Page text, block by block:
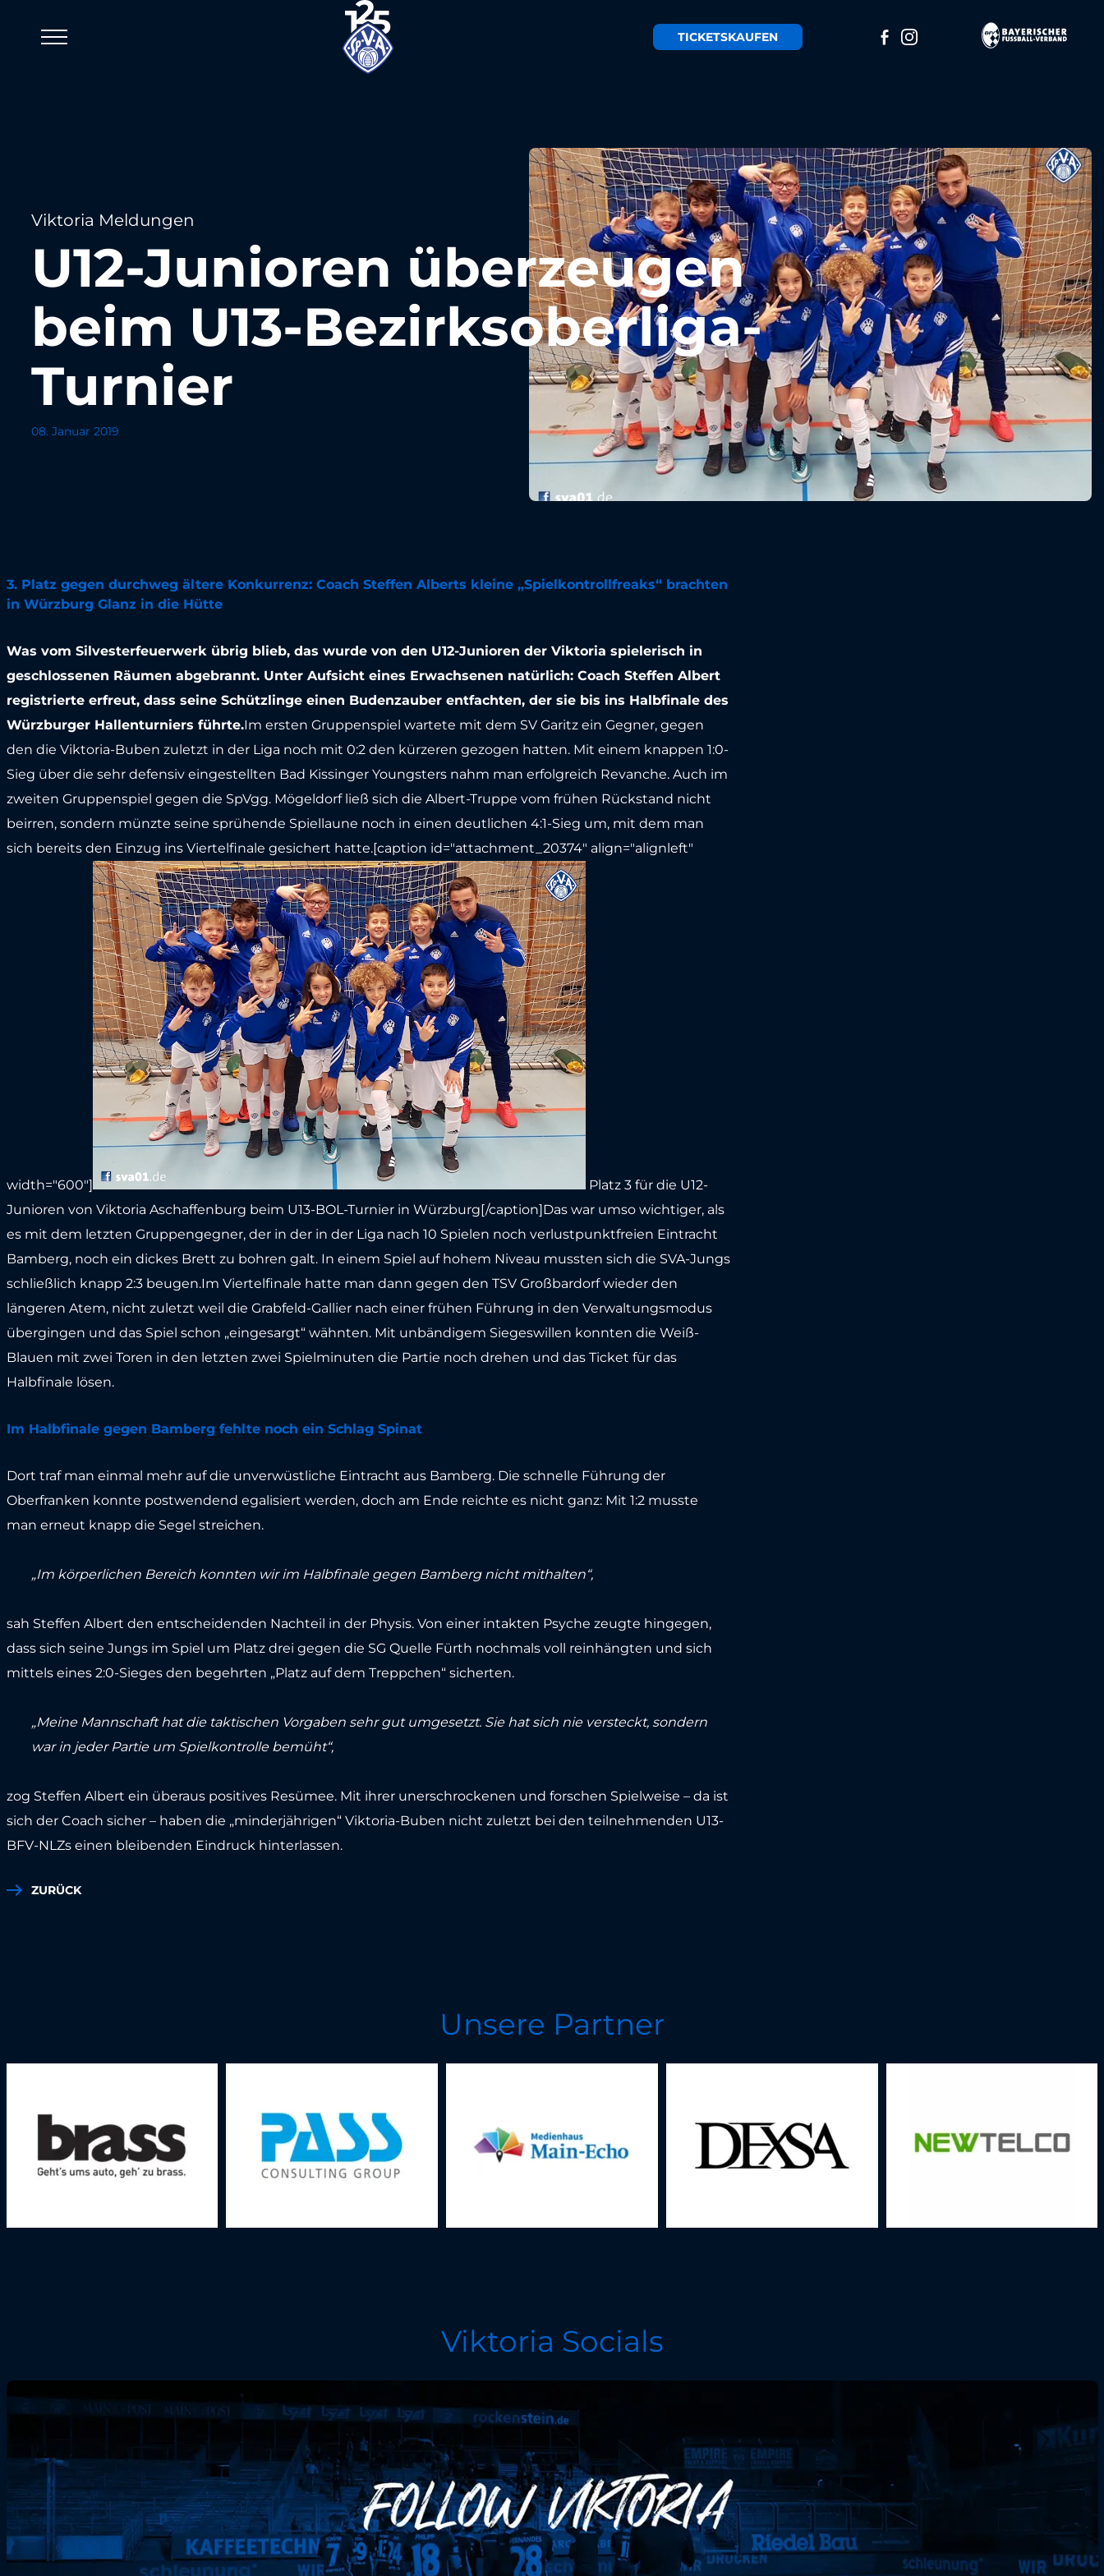
TICKETSKAUFEN
Viktoria Meldungen
U12-Junioren überzeugen
beim U13-Bezirksoberliga-
Turnier
08. Januar 2019
3. Platz gegen durchweg ältere Konkurrenz: Coach Steffen Alberts kleine „Spielkontrollfreaks“ brachten
in Würzburg Glanz in die Hütte
Was vom Silvesterfeuerwerk übrig blieb, das wurde von den U12-Junioren der Viktoria spielerisch in
geschlossenen Räumen abgebrannt. Unter Aufsicht eines Erwachsenen natürlich: Coach Steffen Albert
registrierte erfreut, dass seine Schützlinge einen Budenzauber entfachten, der siebis ins Halbfinale des
Würzburger Hallenturniers führte.Im ersten Gruppenspiel wartete mit dem SV Garitz ein Gegner, gegen
den die Viktoria-Buben zuletzt in der Liga noch mit 0:2 den kürzeren gezogen hatten. Mit einem knappen 1:0-
Sieg über die sehr defensiv eingestellten Bad Kissinger Youngsters nahm man erfolgreich Revanche. Auch im
zweiten Gruppenspiel gegen die SpVgg. Mögeldorf ließ sich die Albert-Truppe vom frühen Rückstand nicht
beirren, sondern münzte seine sprühende Spiellaune noch in einen deutlichen 4:1-Sieg um, mit dem man
sich bereits den Einzug ins Viertelfinale gesichert hatte.[caption id="attachment_20374" align="alignleft"
width="600"]
Platz 3 für die U12-
Junioren von Viktoria Aschaffenburg beim U13-BOL-Turnier in Würzburg[/caption]Das war umso wichtiger, als
es mit dem letzten Gruppengegner, der in der in der Liga nach 10 Spielen noch verlustpunktfreien Eintracht
Bamberg, noch ein dickes Brett zu bohren galt. In einem Spiel auf hohem Niveau mussten sich die SVA-Jungs
schließlich knapp 2:3 beugen.Im Viertelfinale hatte man dann gegen den TSV Großbardorf wieder den
längeren Atem, nicht zuletzt weil die Grabfeld-Gallier nach einer frühen Führung in den Verwaltungsmodus
übergingen und das Spiel schon „eingesargt“ wähnten. Mit unbändigem Siegeswillen konnten die Weiß-
Blauen mit zwei Toren in den letzten zwei Spielminuten die Partie noch drehen und das Ticket für das
Halbfinale lösen.
Im Halbfinale gegen Bamberg fehlte noch ein Schlag Spinat
Dort traf man einmal mehr auf die unverwüstliche Eintracht aus Bamberg. Die schnelle Führung der
Oberfranken konnte postwendend egalisiert werden, doch am Ende reichte es nicht ganz: Mit 1:2 musste
man erneut knapp die Segel streichen.
„Im körperlichen Bereich konnten wir im Halbfinale gegen Bamberg nicht mithalten“,
sah Steffen Albert den entscheidenden Nachteil in der Physis. Von einer intakten Psyche zeugte hingegen,
dass sich seine Jungs im Spiel um Platz drei gegen die SG Quelle Fürth nochmals voll reinhängten und sich
mittels eines 2:0-Sieges den begehrten „Platz auf dem Treppchen“ sicherten.
„Meine Mannschaft hat die taktischen Vorgaben sehr gut umgesetzt. Sie hat sich nie versteckt, sondern
war in jeder Partie um Spielkontrolle bemüht“,
zog Steffen Albert ein überaus positives Resümee. Mit ihrer unerschrockenen und forschen Spielweise – da ist
sich der Coach sicher – haben die „minderjährigen“ Viktoria-Buben nicht zuletzt bei den teilnehmenden U13-
BFV-NLZs einen bleibenden Eindruck hinterlassen.
ZURÜCK
Unsere Partner
Viktoria Socials